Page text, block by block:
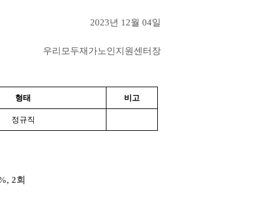
2023년 12월 04일
우리모두재가노인지원센터장
형태 비고
정규직
2회